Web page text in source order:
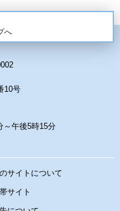
へ
10号
～午後5時15分
サイトについて
サイト